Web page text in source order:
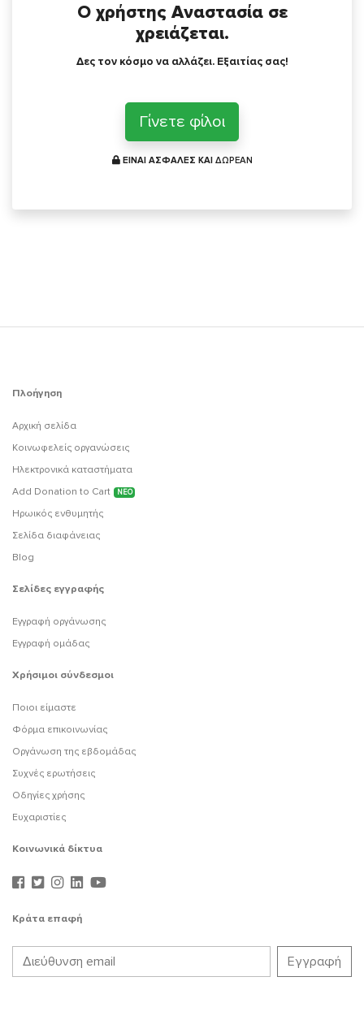
Ο χρήστης Αναστασία σε
χρειάζεται.
Δες τον κόσμο να αλλάζει. Εξαιτίας σας!
Γίνετε φίλοι
ΕΙΝΑΙ ΑΣΦΑΛΕΣ ΚΑΙ ΔΩΡΕΑΝ
Πλοήγηση
Αρχική σελίδα
Κοινωφελείς οργανώσεις
Ηλεκτρονικά καταστήματα
Add Donation to Cart
ΝΕΟ
Ηρωικός ενθυμητής
Σελίδα διαφάνειας
Blog
Σελίδες εγγραφής
Εγγραφή οργάνωσης
Εγγραφή ομάδας
Χρήσιμοι σύνδεσμοι
Ποιοι είμαστε
Φόρμα επικοινωνίας
Οργάνωση της εβδομάδας
Συχνές ερωτήσεις
Οδηγίες χρήσης
Ευχαριστίες
Κοινωνικά δίκτυα
Κράτα επαφή